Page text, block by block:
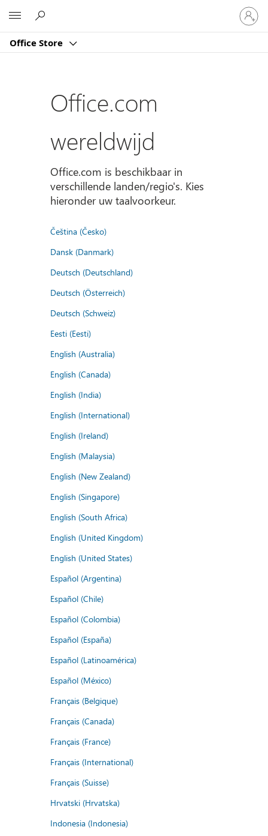
Office Store
Meld
je
aan
je
Office.com
wereldwijd
Office.com is beschikbaar in
verschillende landen/regio's. Kies
hieronder uw taalvoorkeur.
Čeština (Česko)
Dansk (Danmark)
Deutsch (Deutschland)
Deutsch (Österreich)
Deutsch (Schweiz)
Eesti (Eesti)
English (Australia)
English (Canada)
English (India)
English (International)
English (Ireland)
English (Malaysia)
English (New Zealand)
English (Singapore)
English (South Africa)
English (United Kingdom)
English (United States)
Español (Argentina)
Español (Chile)
Español (Colombia)
Español (España)
Español (Latinoamérica)
Español (México)
Français (Belgique)
Français (Canada)
Français (France)
Français (International)
Français (Suisse)
Hrvatski (Hrvatska)
Indonesia (Indonesia)